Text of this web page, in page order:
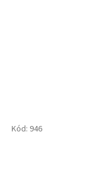
Kód: 946